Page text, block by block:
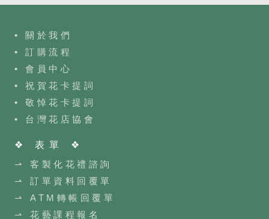
• 關於我們
• 訂購流程
• 會員中心
• 祝賀花卡提詞
• 敬悼花卡提詞
• 台灣花店協會
❖ 表單 ❖
⇀ 客製化花禮諮詢
⇀ 訂單資料回覆單
⇀ ATM轉帳回覆單
⇀ 花藝課程報名